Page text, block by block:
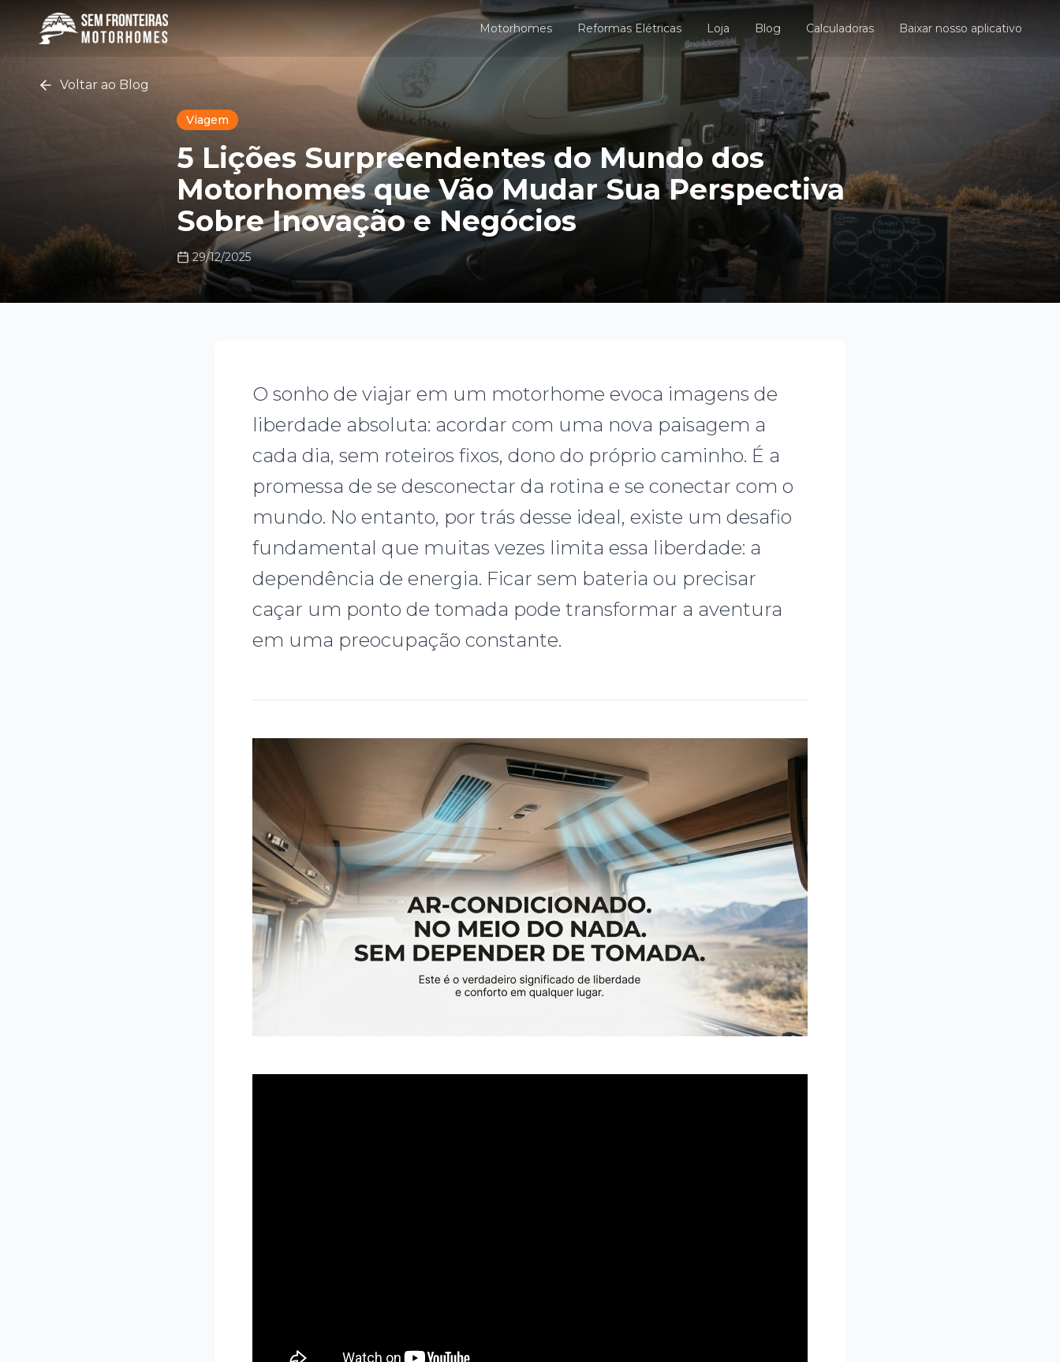
Motorhomes Reformas Elétricas Loja Blog Calculadoras Baixar nosso aplicativo
Voltar ao Blog
Viagem
5 Lições Surpreendentes do Mundo dos
Motorhomes que Vão Mudar Sua Perspectiva
Sobre Inovação e Negócios
29/12/2025
O sonho de viajar em um motorhome evoca imagens de
liberdade absoluta: acordar com uma nova paisagem a
cada dia, sem roteiros fixos, dono do próprio caminho. É a
promessa de se desconectar da rotina e se conectar com o
mundo. No entanto, por trás desse ideal, existe um desafio
fundamental que muitas vezes limita essa liberdade: a
dependência de energia. Ficar sem bateria ou precisar
caçar um ponto de tomada pode transformar a aventura
em uma preocupação constante.